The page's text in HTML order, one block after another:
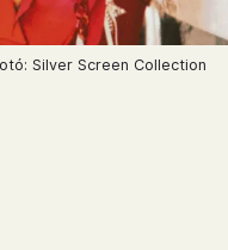
Silver Screen Collection